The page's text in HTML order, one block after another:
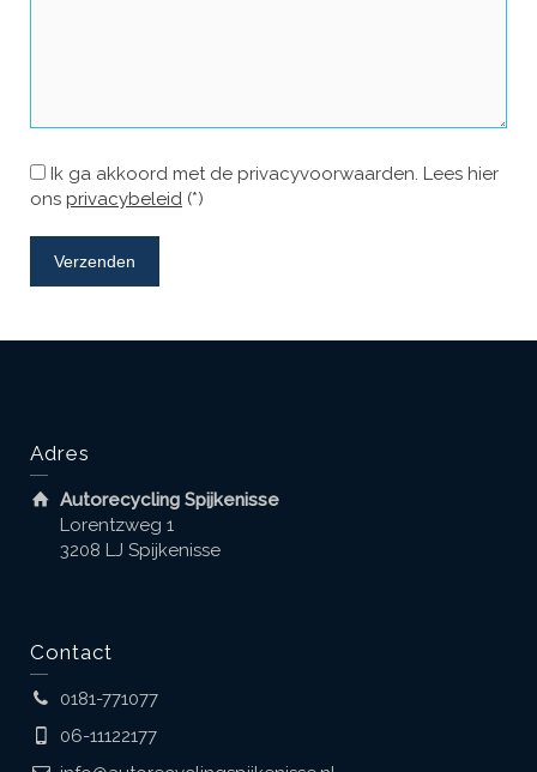
Ik ga akkoord met de privacyvoorwaarden. Lees hier
ons privacybeleid (*)
Adres
Autorecycling Spijkenisse
Lorentzweg 1
3208 LJ Spijkenisse
Contact
0181-771077
06-11122177